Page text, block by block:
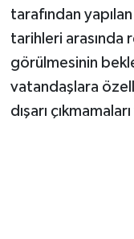
tarafından
tarihleri arasında
görülmesinin
vatandaşlara
dışarı
Siyaset
Sonsöz Özel